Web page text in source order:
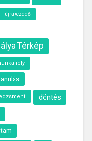
újrakezddő
Térkép
döntés